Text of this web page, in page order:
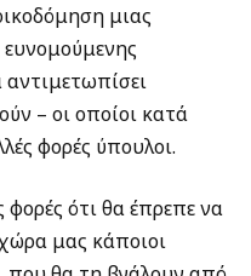
μιας
αντιμετωπίσει
– οι οποίοι κατά
φορές ύπουλοι.
ότι θα έπρεπε να
μας κάποιοι